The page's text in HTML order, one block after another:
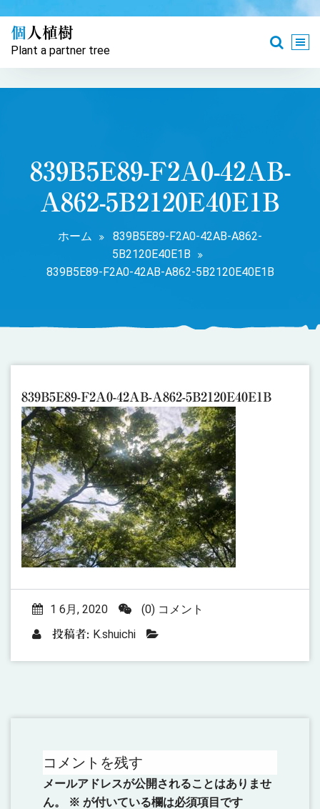
個人植樹
Plant a partner tree
839B5E89-F2A0-42AB-
A862-5B2120E40E1B
ホーム
839B5E89-F2A0-42AB-A862-
5B2120E40E1B
839B5E89-F2A0-42AB-A862-5B2120E40E1B
839B5E89-F2A0-42AB-A862-5B2120E40E1B
1 6月, 2020 (0) コメント
投稿者: K.shuichi
コメントを残す
メールアドレスが公開されることはありませ
ん。
※ が付いている欄は必須項目です